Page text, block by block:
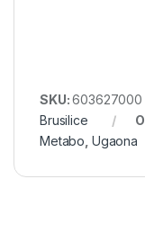
SKU:603627000
Brusilice
Metabo Ugaona